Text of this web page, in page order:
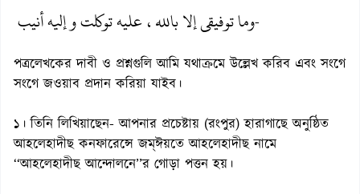
وما توفيقى إلا بالله، عليه توكلت و إليه أنيب-
পত্রলেখকের দাবী ও প্রশ্নগুলি আমি যথাক্রমে উল্লেখ করিব এবং সংগে
সংগে জওয়াব প্রদান করিয়া যাইব।
১। তিনি লিখিয়াছেন- আপনার প্রচেষ্টায় (রংপুর) হারাগাছে অনুষ্ঠিত
আহলেহাদীছ কনফারেন্সে জম্ঈয়তে আহলেহাদীছ নামে
‘‘আহলেহাদীছ আন্দোলনে’’র গোড়া পত্তন হয়।